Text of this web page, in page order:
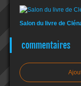
Salon du livre de
commentaires